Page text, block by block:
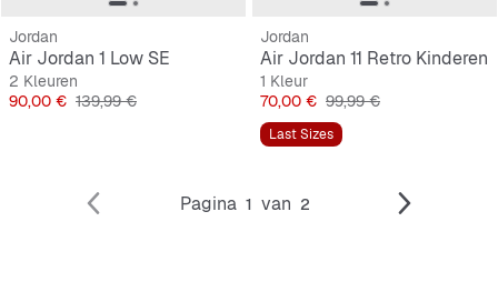
Jordan
Air Jordan 1 Low SE
2 Kleuren
Prijs
90,00 € Originele Prijs
139,99 €
Jordan
Air Jordan 11 Retro Kinderen
1 Kleur
Prijs
70,00 € Originele Prijs
99,99 €
Last Sizes
Pagina 1 van 2